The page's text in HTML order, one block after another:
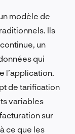
modèle de
Ils
un
qui
l’application.
de tarification
variables
sur
ce que les